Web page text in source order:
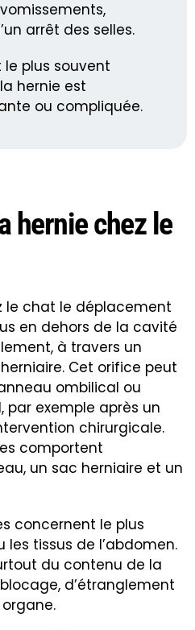
arrêt des selles.
plus souvent
hernie est
ou compliquée.
hernie chez le
le chat le déplacement
en dehors de la cavité
à travers un
Cet orifice peut
ombilical ou
par exemple après un
chirurgicale.
comportent
un sac herniaire et un
concernent le plus
tissus de l’abdomen.
du contenu de la
d’étranglement